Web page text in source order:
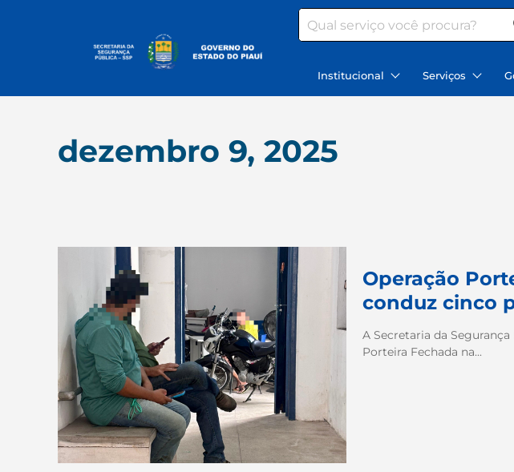
Search
Institucional Serviços
dezembro 9, 2025
Operação
conduz cinco
A Secretaria da
Porteira Fechada na...